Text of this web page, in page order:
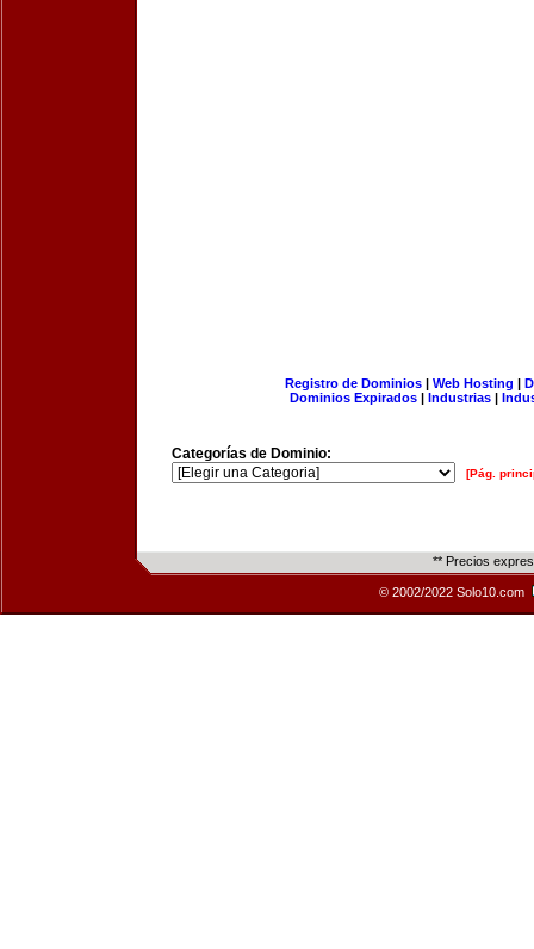
Registro de Dominios| Web Hosting |
Dominios Expirados | Industrias |
Categorías de Dominio:
[Pág.
** Precios
© 2002/2022 Solo10.com